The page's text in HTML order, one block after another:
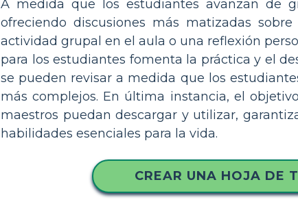
A medida que los estudiantes avanzan de
ofreciendo discusiones más matizadas
actividad grupal en el aula o una reflexión
para los estudiantes fomenta la práctica y el
se pueden revisar a medida que los
más complejos. En última instancia, el
maestros puedan descargar y utilizar,
habilidades esenciales para la vida.
CREAR UNA HOJA DE